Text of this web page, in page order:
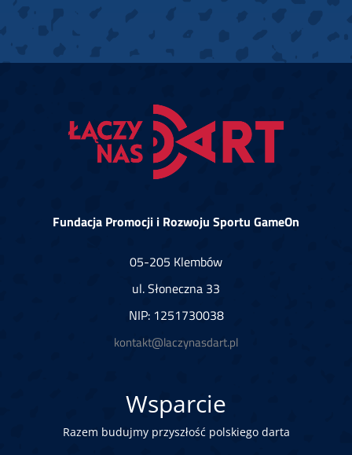
Fundacja Promocji i Rozwoju Sportu GameOn
05-205 Klembów
ul. Słoneczna 33
NIP: 1251730038
kontakt@laczynasdart.pl
Wsparcie
Razem budujmy przyszłość polskiego darta